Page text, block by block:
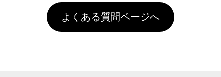
頂いても、ログインがされていなければ、ラン
クにカウントがされません。
害な性質で、水洗いで落とすことが可能です。
お手数ですが、お客様ご自身にて着用前に落と
していただけますようお願いいたします。※1
通常注文・直送機能でのご注文に関わらず、前
引」などによるお値引きで4,000円未満になる
場合は送料がかかりますので、ご注意くださ
い。
よくある質問ページへ